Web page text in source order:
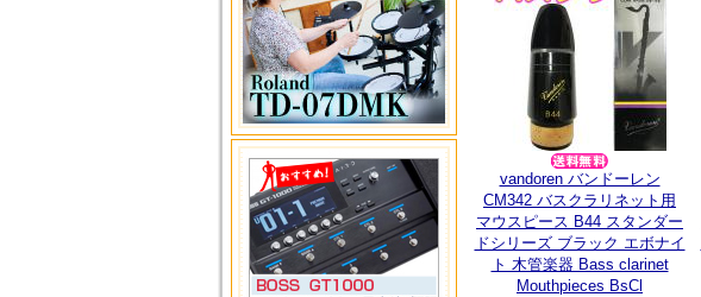
vandoren バンドーレン
CM342 バスクラリネット用
マウスピース B44 スタンダー
ドシリーズ ブラック エボナイ
ト 木管楽器 Bass clarinet
Mouthpieces BsCl